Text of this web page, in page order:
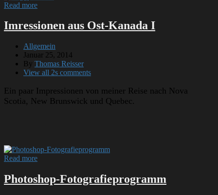
Read more
Imressionen aus Ost-Kanada I
Allgemein
Januar 25, 2014
By Thomas Reisser
View all 2s comments
Ein paar Impressionen von meiner Reise nach Nova
Scotia, New Brunswick und Quebec.
Read more
Photoshop-Fotografieprogramm